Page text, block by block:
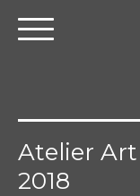
Atelier
2018